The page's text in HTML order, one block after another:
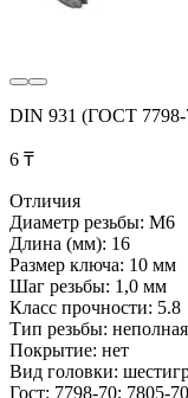
DIN 931 (ГОСТ 7798-
6 ₸
Отличия
Диаметр резьбы: М6
Длина (мм): 16
Размер ключа: 10 мм
Шаг резьбы: 1,0 мм
Класс прочности: 5.8
Тип резьбы: неполная
Покрытие: нет
Вид головки:
Гост: 7798-70; 7805-70